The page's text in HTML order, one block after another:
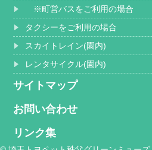
※町営バスをご利用の場合
タクシーをご利用の場合
スカイトレイン(園内)
レンタサイクル(園内)
サイトマップ
お問い合わせ
リンク集